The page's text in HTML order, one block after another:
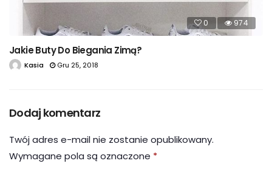
0 974
Jakie Buty Do Biegania Zimą?
Kasia Gru 25, 2018
Dodaj komentarz
Twój adres e-mail nie zostanie opublikowany.
Wymagane pola są oznaczone *